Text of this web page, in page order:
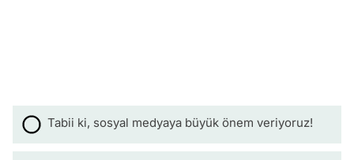
Tabii ki, sosyal medyaya büyük önem veriyoruz!